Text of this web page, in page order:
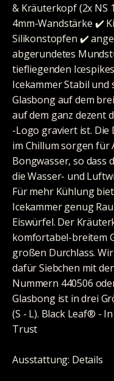
& Kräuterkopf (2x NS
4mm-Wandstärke ✔️
Silikonstopfen ✔️
abgerundetes
tiefliegenden
Icekammer Stabil und
Glasbong auf dem
auf dem ganz dezent
-Logo graviert ist. Die
im Chillum sorgen für
Bongwasser, so dass
die Wasser- und
Für mehr Kühlung
Icekammer genug
Eiswürfel. Der
komfortabel-breitem
großen Durchlass.
dafür Siebchen mit
Nummern 440506
Glasbong ist in drei
(S - L). Black Leaf® -
Trust
Ausstattung: Details